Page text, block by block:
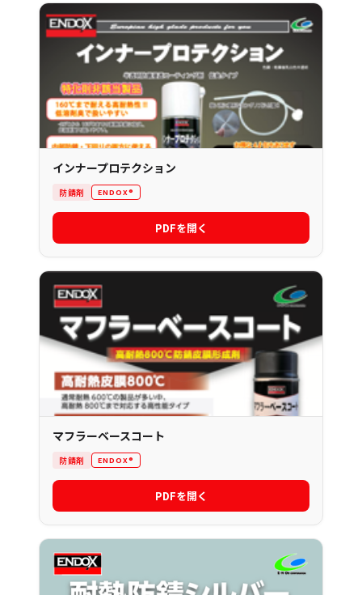
インナープロテクション
防錆剤 ENDOX®
PDFを開く
マフラーベースコート
防錆剤 ENDOX®
PDFを開く